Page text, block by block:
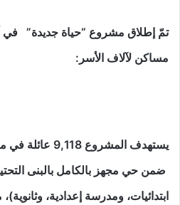
تمّ إطلاق مشروع “حياة جديدة”
مساكن لآلاف الأسر :
يستهدف المشروع 9,118 عائلة في منطقة القطاع 22 بتوجونين
ابتدائيات، ومدرسة إعدادية،